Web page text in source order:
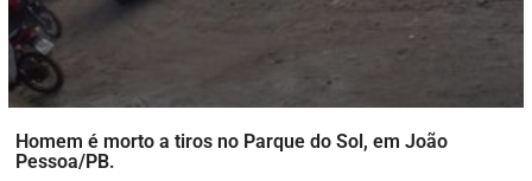
Homem é morto a tiros no Parque do Sol, em João
Pessoa/PB.